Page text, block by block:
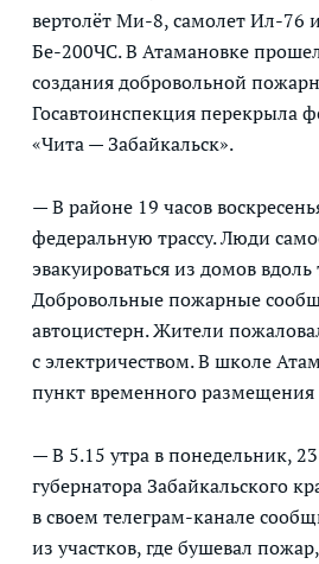
вертолёт Ми-8, самолет Ил-76
Бе-200ЧС. В Атамановке
создания добровольной
Госавтоинспекция перекрыла
«Чита — Забайкальск».
— В районе 19 часов
федеральную трассу. Люди
эвакуироваться из домов вдоль
Добровольные пожарные
автоцистерн. Жители
с электричеством. В школе
пункт временного
— В 5.15 утра в понедельник,
губернатора Забайкальского
в своем телеграм-канале
из участков, где бушевал